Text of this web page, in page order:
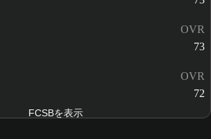
OVR
73
OVR
72
FCSBを表示